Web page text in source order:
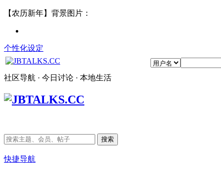
【农历新年】背景图片：
个性化设定
社区导航 · 今日讨论 · 本地生活
搜索
快捷导航